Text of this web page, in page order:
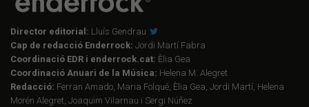
Director editorial: Lluís Gendrau
Cap de redacció Enderrock: Jordi Martí Fabra
Coordinació EDR i enderrock.cat: Èlia Gea
Coordinació Anuari de la Música: Helena M. Alegret
Redacció: Ferran Amado, Maria Folqué, Èlia Gea, Jordi Martí, Helena
Morén Alegret, Joaquim Vilarnau i Sergi Núñez